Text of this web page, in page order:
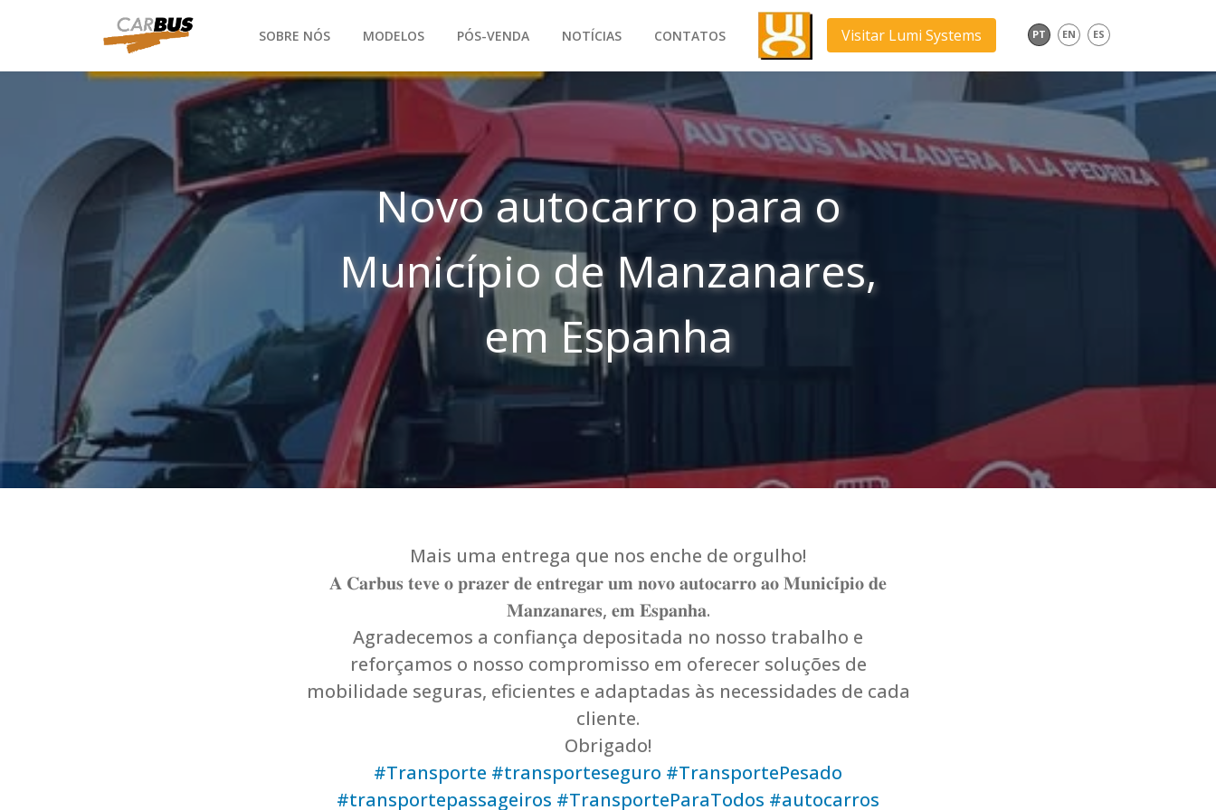
SOBRE NÓS MODELOS PÓS-VENDA NOTÍCIAS CONTATOS Visitar Lumi Systems PT EN ES
Novo autocarro para o
Município de Manzanares,
em Espanha
Mais uma entrega que nos enche de orgulho!
𝐀 𝐂𝐚𝐫𝐛𝐮𝐬 𝐭𝐞𝐯𝐞 𝐨 𝐩𝐫𝐚𝐳𝐞𝐫 𝐝𝐞 𝐞𝐧𝐭𝐫𝐞𝐠𝐚𝐫 𝐮𝐦 𝐧𝐨𝐯𝐨 𝐚𝐮𝐭𝐨𝐜𝐚𝐫𝐫𝐨 𝐚𝐨 𝐌𝐮𝐧𝐢𝐜𝐢́𝐩𝐢𝐨 𝐝𝐞
𝐌𝐚𝐧𝐳𝐚𝐧𝐚𝐫𝐞𝐬, 𝐞𝐦 𝐄𝐬𝐩𝐚𝐧𝐡𝐚.
Agradecemos a confiança depositada no nosso trabalho e
reforçamos o nosso compromisso em oferecer soluções de
mobilidade seguras, eficientes e adaptadas às necessidades de cada
cliente.
Obrigado!
#Transporte #transporteseguro #TransportePesado
#transportepassageiros #TransporteParaTodos #autocarros